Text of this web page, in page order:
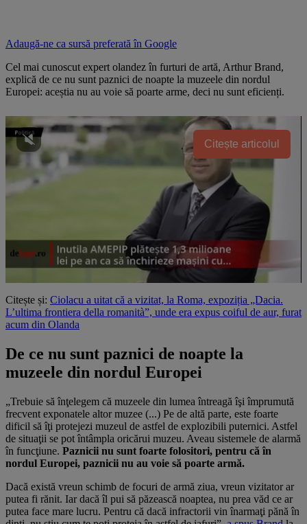
Adaugă-ne ca sursă preferată în Google
Cel mai cunoscut expert olandez în furturi de artă, Arthur Brand,
explică de ce nu sunt paznici de noapte la muzeele din nordul
Europei: aceștia nu au voie să poarte arme, deci nu sunt eficienți.
Citește articolul
Citește și: Ciolacu a uitat că a vizitat, la Roma, expoziția „Dacia.
L’ultima frontiera della romanità”, unde era expus coiful de aur, furat
acum din Olanda
De ce nu sunt paznici de noapte la
muzeele din nordul Europei
„Trebuie să înţelegem că muzeele din lumea întreagă îşi împrumută
frecvent exponatele altor muzee (...) Pe de altă parte, este foarte
dificil să îţi protejezi muzeul de astfel de explozibili puternici. Astfel
de situaţii se pot întâmpla oricărui muzeu. Aveau sistemele de alarmă
în funcţiune. Paznicii nu sunt foarte folositori, pentru că în
nordul Europei, paznicii nu au voie să poarte armă.
Dacă există vreun schimb de focuri de armă ziua, vreun vizitator ar
putea fi rănit. Iar dacă îl pui să păzească noaptea, nu prea văd ce ar
putea face mare lucru. Pentru că dacă infractorii vin înarmaţi pănă în